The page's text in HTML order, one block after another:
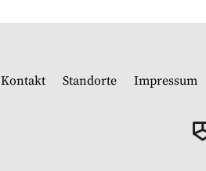
Kontakt Standorte Impressum